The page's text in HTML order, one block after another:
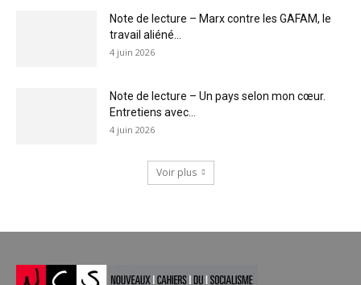
Note de lecture – Marx contre les GAFAM, le
travail aliéné...
4 juin 2026
Note de lecture – Un pays selon mon cœur.
Entretiens avec...
4 juin 2026
Voir plus